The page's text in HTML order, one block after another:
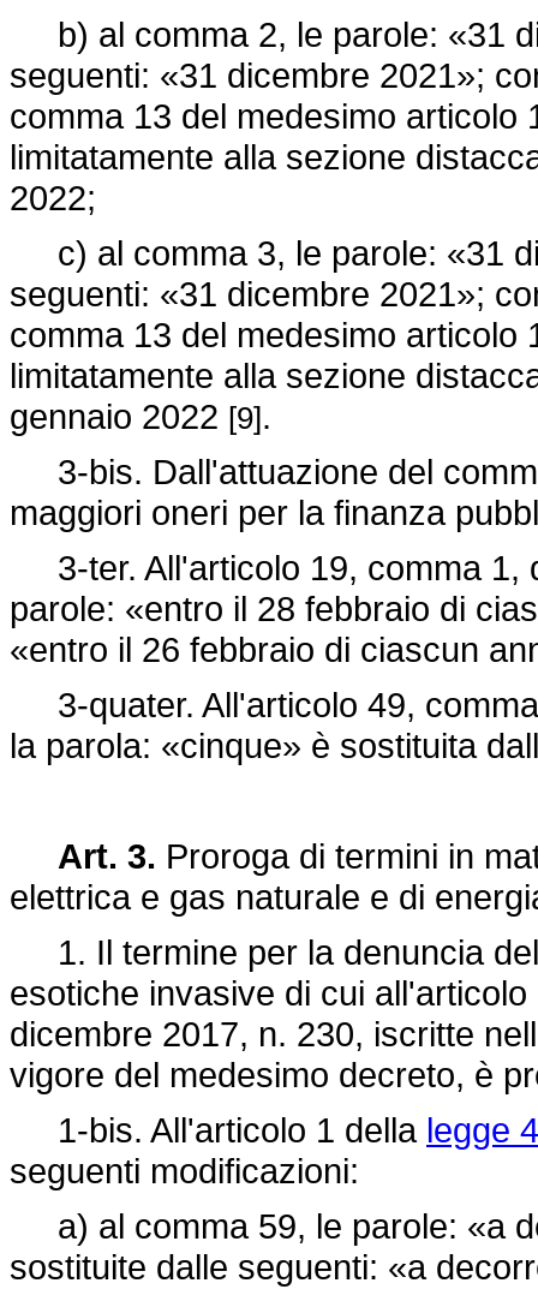
b) al comma 2, le parole: «31
seguenti: «31 dicembre 2021»;
comma 13 del medesimo articolo
limitatamente alla sezione
2022;
c) al comma 3, le parole: «31
seguenti: «31 dicembre 2021»;
comma 13 del medesimo articolo
limitatamente alla sezione
gennaio 2022 [9].
3-bis. Dall'attuazione del
maggiori oneri per la finanza
3-ter. All'articolo 19, comma 1,
parole: «entro il 28 febbraio di
«entro il 26 febbraio di ciascun
3-quater. All'articolo 49,
la parola: «cinque» è sostituita
Art. 3. Proroga di termini in
elettrica e gas naturale e di
1. Il termine per la denuncia
esotiche invasive di cui
dicembre 2017, n. 230, iscritte
vigore del medesimo decreto, è
1-bis. All'articolo 1 della legge
seguenti modificazioni:
a) al comma 59, le parole: «a
sostituite dalle seguenti: «a